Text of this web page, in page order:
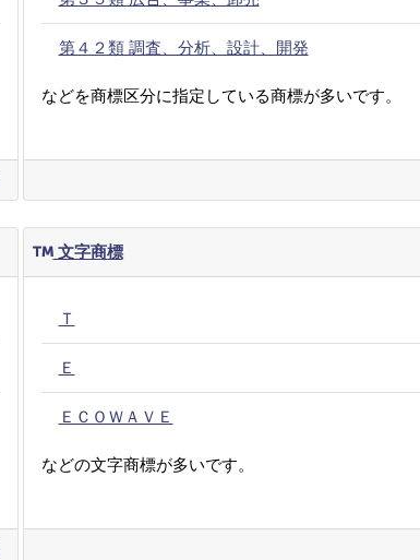
第４２類 調査、分析、設計、開発
などを商標区分に指定している商標が多いです。
文字商標
Ｔ
Ｅ
ＥＣＯＷＡＶＥ
などの文字商標が多いです。